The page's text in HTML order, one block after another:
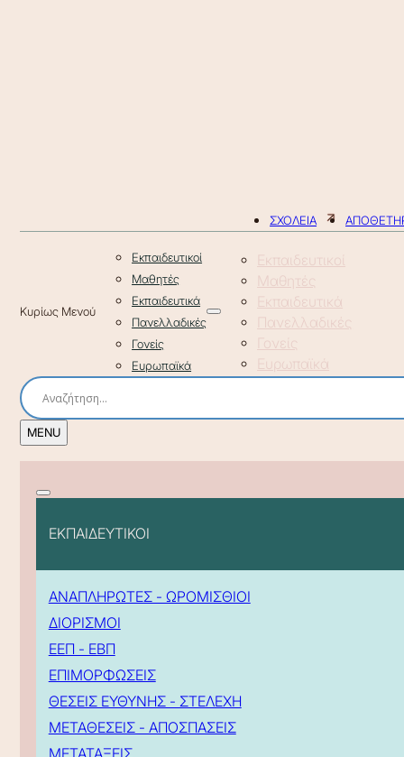
ΣΧΟΛΕΙΑ
Εκπαιδευτικοί
Μαθητές
Εκπαιδευτικά
Πανελλαδικές
Γονείς
Ευρωπαϊκά
Εκπαιδευτικοί
Μαθητές
Εκπαιδευτικά
Πανελλαδικές
Γονείς
Ευρωπαϊκά
ΕΚΠΑΙΔΕΥΤΙΚΟΙ
ΑΝΑΠΛΗΡΩΤΕΣ - ΩΡΟΜΙΣΘΙΟΙ
ΔΙΟΡΙΣΜΟΙ
ΕΕΠ - ΕΒΠ
ΕΠΙΜΟΡΦΩΣΕΙΣ
ΘΕΣΕΙΣ ΕΥΘΥΝΗΣ - ΣΤΕΛΕΧΗ
ΜΕΤΑΘΕΣΕΙΣ - ΑΠΟΣΠΑΣΕΙΣ